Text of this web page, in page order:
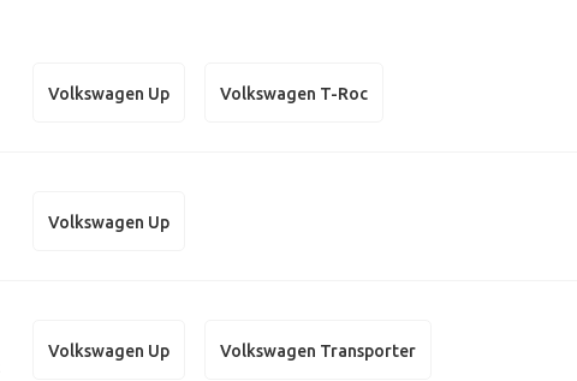
Volkswagen Up Volkswagen T-Roc
Volkswagen Up
Volkswagen Up Volkswagen Transporter